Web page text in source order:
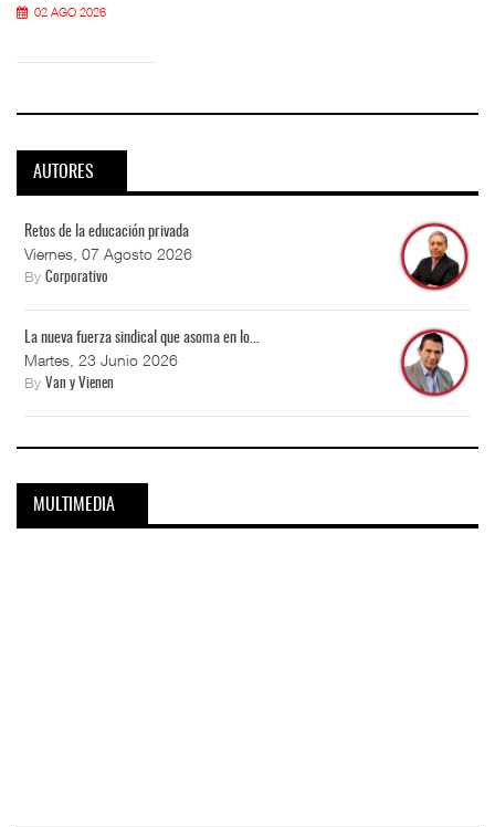
02 AGO 2026
AUTORES
Retos de la educación privada
Viernes, 07 Agosto 2026
By Corporativo
La nueva fuerza sindical que asoma en lo...
Martes, 23 Junio 2026
By Van y Vienen
MULTIMEDIA